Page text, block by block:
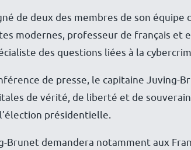
de deux des membres de son équipe
modernes, professeur de français et
des questions liées à la
de presse, le capitaine Juving-
de vérité, de liberté et de
présidentielle.
Brunet demandera notamment aux